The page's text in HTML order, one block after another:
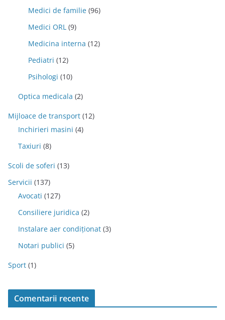
Medici de familie (96)
Medici ORL (9)
Medicina interna (12)
Pediatri (12)
Psihologi (10)
Optica medicala (2)
Mijloace de transport (12)
Inchirieri masini (4)
Taxiuri (8)
Scoli de soferi (13)
Servicii (137)
Avocati (127)
Consiliere juridica (2)
Instalare aer condiționat (3)
Notari publici (5)
Sport (1)
Comentarii recente